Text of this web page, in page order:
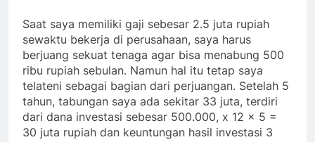
Saat saya memiliki gaji sebesar 2.5 juta rupiah
sewaktu bekerja di perusahaan, saya harus
berjuang sekuat tenaga agar bisa menabung 500
ribu rupiah sebulan. Namun hal itu tetap saya
telateni sebagai bagian dari perjuangan. Setelah 5
tahun, tabungan saya ada sekitar 33 juta, terdiri
dari dana investasi sebesar 500.000, x 12 x 5 =
30 juta rupiah dan keuntungan hasil investasi 3